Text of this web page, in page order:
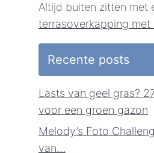
Altijd buiten zitten met
terrasoverkapping met
Recente posts
Lasts van geel gras?
voor een groen gazon
Melody’s Foto
van…